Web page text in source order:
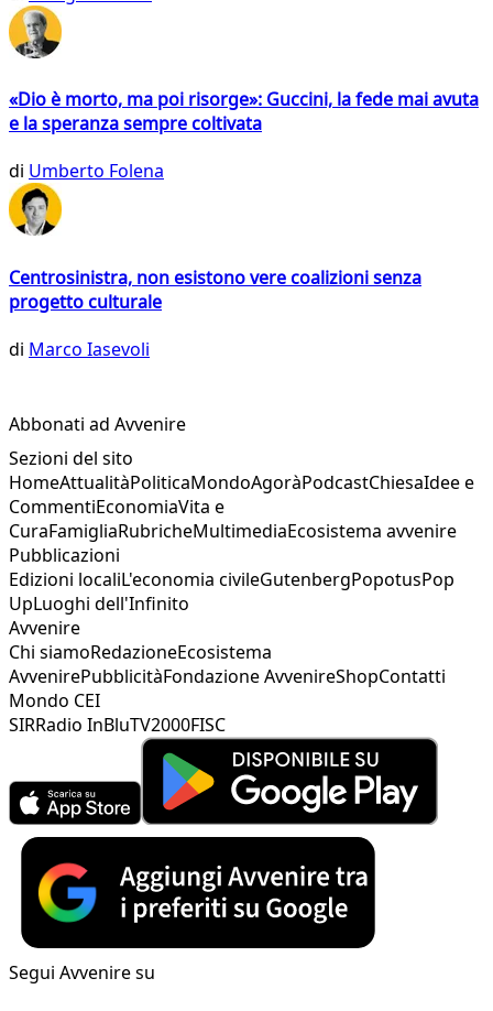
«Dio è morto, ma poi risorge»: Guccini, la fede mai avuta
e la speranza sempre coltivata
di Umberto Folena
Centrosinistra, non esistono vere coalizioni senza
progetto culturale
di Marco Iasevoli
Abbonati ad Avvenire
Sezioni del sito
HomeAttualitàPoliticaMondoAgoràPodcastChiesaIdee e
CommentiEconomiaVita e
CuraFamigliaRubricheMultimediaEcosistema avvenire
Pubblicazioni
Edizioni localiL'economia civileGutenbergPopotusPop
UpLuoghi dell'Infinito
Avvenire
Chi siamoRedazioneEcosistema
AvvenirePubblicitàFondazione AvvenireShopContatti
Mondo CEI
SIRRadio InBluTV2000FISC
Segui Avvenire su